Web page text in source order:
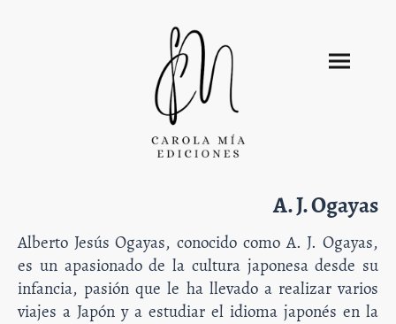
A. J. Ogayas
Alberto Jesús Ogayas, conocido como A. J. Ogayas,
es un apasionado de la cultura japonesa desde su
infancia, pasión que le ha llevado a realizar varios
viajes a Japón y a estudiar el idioma japonés en la